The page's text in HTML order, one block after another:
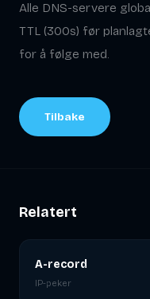
Alle DNS-servere
TTL (300s) før
for å følge med.
Tilbake
Relatert
A-record
IP-peker